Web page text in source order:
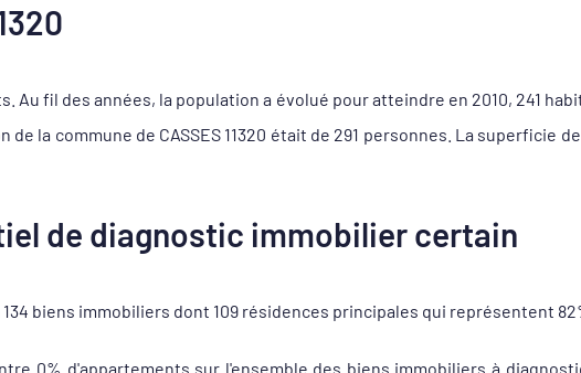
Au fil des années, la population a évolué pour atteindre en 2010, 241
la commune de CASSES 11320 était de 291 personnes. La superficie
de diagnostic immobilier certain
134 biens immobiliers dont 109 résidences principales qui représentent
0% d'appartements sur l'ensemble des biens immobiliers à